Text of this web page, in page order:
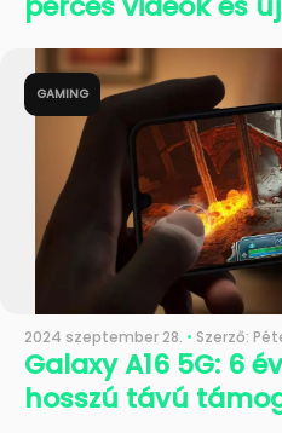
GAMING
2024 szeptember 28. • Szerző:
Galaxy A16 5G: 6
hosszú távú